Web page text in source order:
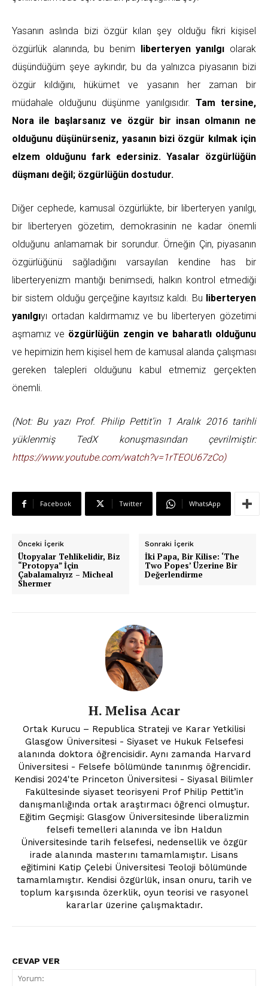
Yasanın aslında bizi özgür kılan şey olduğu fikri kişisel
özgürlük alanında, bu benim liberteryen yanılgı olarak
düşündüğüm şeye aykırıdır, bu da yalnızca piyasanın bizi
özgür kıldığını, hükümet ve yasanın her zaman bir
müdahale olduğunu düşünme yanılgısıdır. Tam tersine,
Nora ile başlarsanız ve özgür bir insan olmanın ne
olduğunu düşünürseniz, yasanın bizi özgür kılmak için
elzem olduğunu fark edersiniz. Yasalar özgürlüğün
düşmanı değil; özgürlüğün dostudur.
Diğer cephede, kamusal özgürlükte, bir liberteryen yanılgı,
bir liberteryen gözetim, demokrasinin ne kadar önemli
olduğunu anlamamak bir sorundur. Örneğin Çin, piyasanın
özgürlüğünü sağladığını varsayılan kendine has bir
liberteryenizm mantığı benimsedi, halkın kontrol etmediği
bir sistem olduğu gerçeğine kayıtsız kaldı. Bu liberteryen
yanılgıyı ortadan kaldırmamız ve bu liberteryen gözetimi
aşmamız ve özgürlüğün zengin ve baharatlı olduğunu
ve hepimizin hem kişisel hem de kamusal alanda çalışması
gereken talepleri olduğunu kabul etmemiz gerçekten
önemli.
(Not: Bu yazı Prof. Philip Pettit’in 1 Aralık 2016 tarihli
yüklenmiş TedX konuşmasından çevrilmiştir:
https://www.youtube.com/watch?v=1rTEOU67zCo)
Facebook Twitter WhatsApp
Önceki İçerik
Ütopyalar Tehlikelidir, Biz
“Protopya” İçin
Çabalamalıyız – Micheal
Shermer
Sonraki İçerik
İki Papa, Bir Kilise: ‘The
Two Popes’ Üzerine Bir
Değerlendirme
H. Melisa Acar
Ortak Kurucu – Republica Strateji ve Karar Yetkilisi
Glasgow Üniversitesi - Siyaset ve Hukuk Felsefesi
alanında doktora öğrencisidir. Aynı zamanda Harvard
Üniversitesi - Felsefe bölümünde tanınmış öğrencidir.
Kendisi 2024'te Princeton Üniversitesi - Siyasal Bilimler
Fakültesinde siyaset teorisyeni Prof Philip Pettit’in
danışmanlığında ortak araştırmacı öğrenci olmuştur.
Eğitim Geçmişi: Glasgow Üniversitesinde liberalizmin
felsefi temelleri alanında ve İbn Haldun
Üniversitesinde tarih felsefesi, nedensellik ve özgür
irade alanında masterını tamamlamıştır. Lisans
eğitimini Katip Çelebi Üniversitesi Teoloji bölümünde
tamamlamıştır. Kendisi özgürlük, insan onuru, tarih ve
toplum karşısında özerklik, oyun teorisi ve rasyonel
kararlar üzerine çalışmaktadır.
CEVAP VER